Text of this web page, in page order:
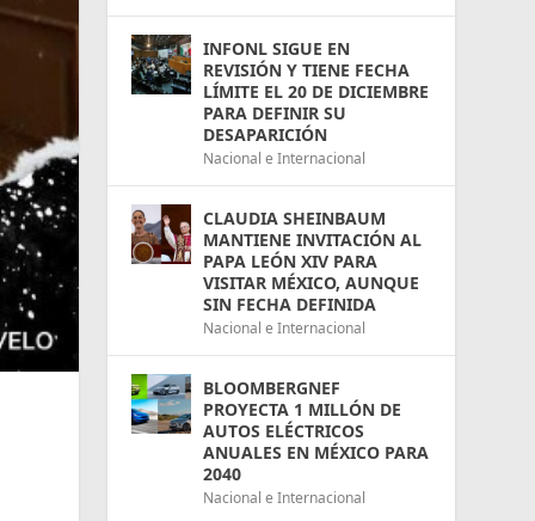
INFONL SIGUE EN
REVISIÓN Y TIENE FECHA
LÍMITE EL 20 DE DICIEMBRE
PARA DEFINIR SU
DESAPARICIÓN
Nacional e Internacional
CLAUDIA SHEINBAUM
MANTIENE INVITACIÓN AL
PAPA LEÓN XIV PARA
VISITAR MÉXICO, AUNQUE
SIN FECHA DEFINIDA
Nacional e Internacional
BLOOMBERGNEF
PROYECTA 1 MILLÓN DE
AUTOS ELÉCTRICOS
ANUALES EN MÉXICO PARA
2040
Nacional e Internacional